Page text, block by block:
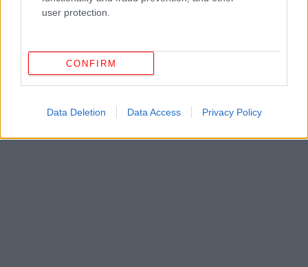
user protection.
CONFIRM
Data Deletion Data Access Privacy Policy
ΔΕΙΤΕ ΕΠΙΣΗΣ